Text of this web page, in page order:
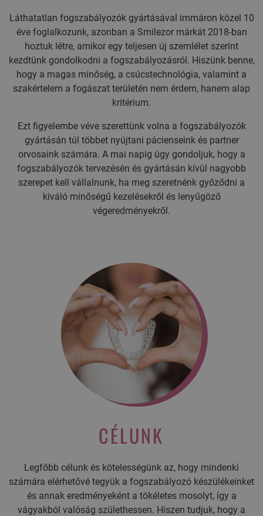
Láthatatlan fogszabályozók gyártásával immáron közel 10
éve foglalkozunk, azonban a Smilezor márkát 2018-ban
hoztuk létre, amikor egy teljesen új szemlélet szerint
kezdtünk gondolkodni a fogszabályozásról. Hiszünk benne,
hogy a magas minőség, a csúcstechnológia, valamint a
szakértelem a fogászat területén nem érdem, hanem alap
kritérium.
Ezt figyelembe véve szerettünk volna a fogszabályozók
gyártásán túl többet nyújtani pácienseink és partner
orvosaink számára. A mai napig úgy gondoljuk, hogy a
fogszabályozók tervezésén és gyártásán kívül nagyobb
szerepet kell vállalnunk, ha meg szeretnénk győződni a
kiváló minőségű kezelésekről és lenyűgöző
végeredményekről.
CÉLUNK
Legfőbb célunk és kötelességünk az, hogy mindenki
számára elérhetővé tegyük a fogszabályozó készülékeinket
és annak eredményeként a tökéletes mosolyt, így a
vágyakból valóság születhessen. Hiszen tudjuk, hogy a